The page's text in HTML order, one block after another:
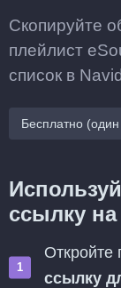
Скопируйте
плейлист
список в
Бесплатно
ссылку
Откройте
ссылку